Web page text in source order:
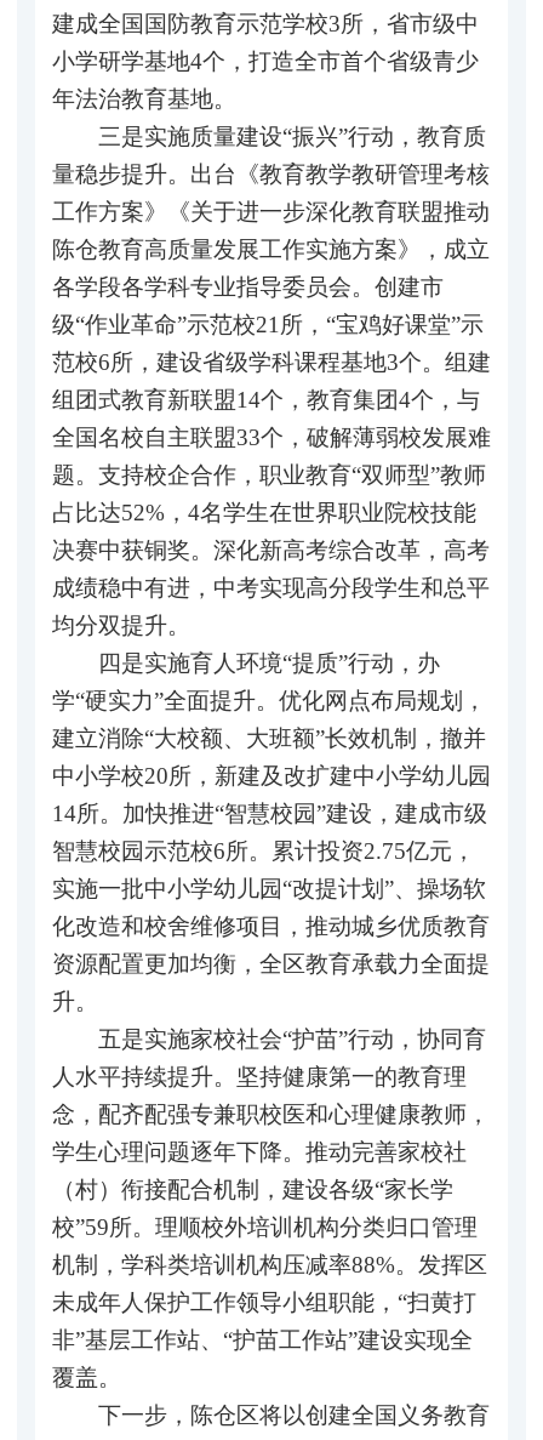
建成全国国防教育示范学校3所，省市级中
小学研学基地4个，打造全市首个省级青少
年法治教育基地。
三是实施质量建设“振兴”行动，教育质
量稳步提升。出台《教育教学教研管理考核
工作方案》《关于进一步深化教育联盟推动
陈仓教育高质量发展工作实施方案》，成立
各学段各学科专业指导委员会。创建市
级“作业革命”示范校21所，“宝鸡好课堂”示
范校6所，建设省级学科课程基地3个。组建
组团式教育新联盟14个，教育集团4个，与
全国名校自主联盟33个，破解薄弱校发展难
题。支持校企合作，职业教育“双师型”教师
占比达52%，4名学生在世界职业院校技能
决赛中获铜奖。深化新高考综合改革，高考
成绩稳中有进，中考实现高分段学生和总平
均分双提升。
四是实施育人环境“提质”行动，办
学“硬实力”全面提升。优化网点布局规划，
建立消除“大校额、大班额”长效机制，撤并
中小学校20所，新建及改扩建中小学幼儿园
14所。加快推进“智慧校园”建设，建成市级
智慧校园示范校6所。累计投资2.75亿元，
实施一批中小学幼儿园“改提计划”、操场软
化改造和校舍维修项目，推动城乡优质教育
资源配置更加均衡，全区教育承载力全面提
升。
五是实施家校社会“护苗”行动，协同育
人水平持续提升。坚持健康第一的教育理
念，配齐配强专兼职校医和心理健康教师，
学生心理问题逐年下降。推动完善家校社
（村）衔接配合机制，建设各级“家长学
校”59所。理顺校外培训机构分类归口管理
机制，学科类培训机构压减率88%。发挥区
未成年人保护工作领导小组职能，“扫黄打
非”基层工作站、“护苗工作站”建设实现全
覆盖。
下一步，陈仓区将以创建全国义务教育